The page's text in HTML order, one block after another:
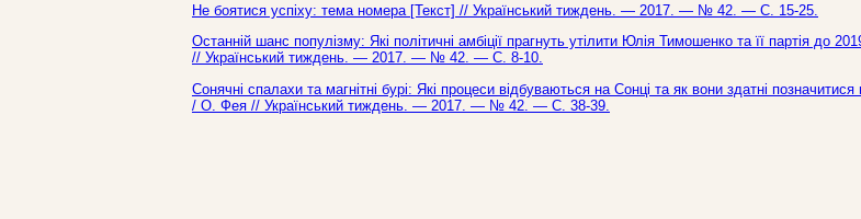
Не боятися успіху: тема номера [Текст] // Український тиждень. — 2017. — № 42. — С. 15-25.
Останній шанс популізму: Які політичні амбіції прагнуть утілити Юлія Тимошенко та її партія до
// Український тиждень. — 2017. — № 42. — С. 8-10.
Сонячні спалахи та магнітні бурі: Які процеси відбуваються на Сонці та як вони здатні
/ О. Фея // Український тиждень. — 2017. — № 42. — С. 38-39.